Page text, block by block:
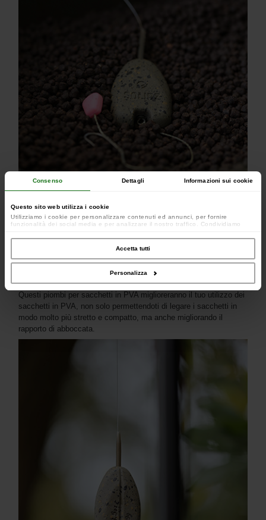
Consenso Dettagli Informazioni sui cookie
Questo sito web utilizza i cookie
Utilizziamo i cookie per personalizzare contenuti ed annunci, per fornire
funzionalità dei social media e per analizzare il nostro traffico. Condividiamo
occupano di analisi dei dati web, pubblicità e social media, i quali potrebbero
combinarle con altre informazioni che hai fornito loro o che hanno raccolto dal
Accetta tutti
Personalizza
Questi piombi per sacchetti in PVA miglioreranno il tuo utilizzo dei
sacchetti in PVA, non solo permettendoti di legare i sacchetti in
modo molto più stretto e compatto, ma anche migliorando il
rapporto di abboccata.